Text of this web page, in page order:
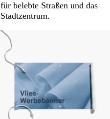
für belebte Straßen und das
Stadtzentrum.
Neue Optionen